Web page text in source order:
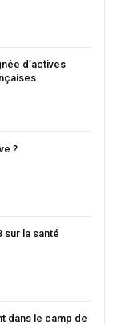
d’actives
?
sur la santé
dans le camp de